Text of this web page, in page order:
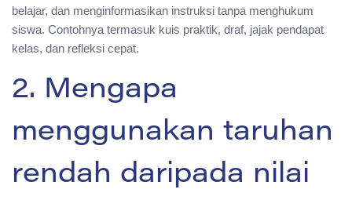
belajar, dan menginformasikan instruksi tanpa menghukum
siswa. Contohnya termasuk kuis praktik, draf, jajak pendapat
kelas, dan refleksi cepat.
2. Mengapa
menggunakan taruhan
rendah daripada nilai